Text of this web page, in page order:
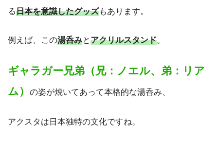
る日本を意識したグッズもあります。
例えば、この湯呑みとアクリルスタンド。
ギャラガー兄弟（兄：ノエル、弟：リア
ム）
の姿が焼いてあって本格的な湯呑み、
アクスタは日本独特の文化ですね。